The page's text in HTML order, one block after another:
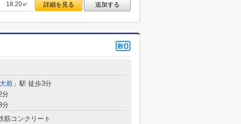
18.20㎡ 詳細を見る 追加する
前 」駅 徒歩3分
分
分
筋コンクリート